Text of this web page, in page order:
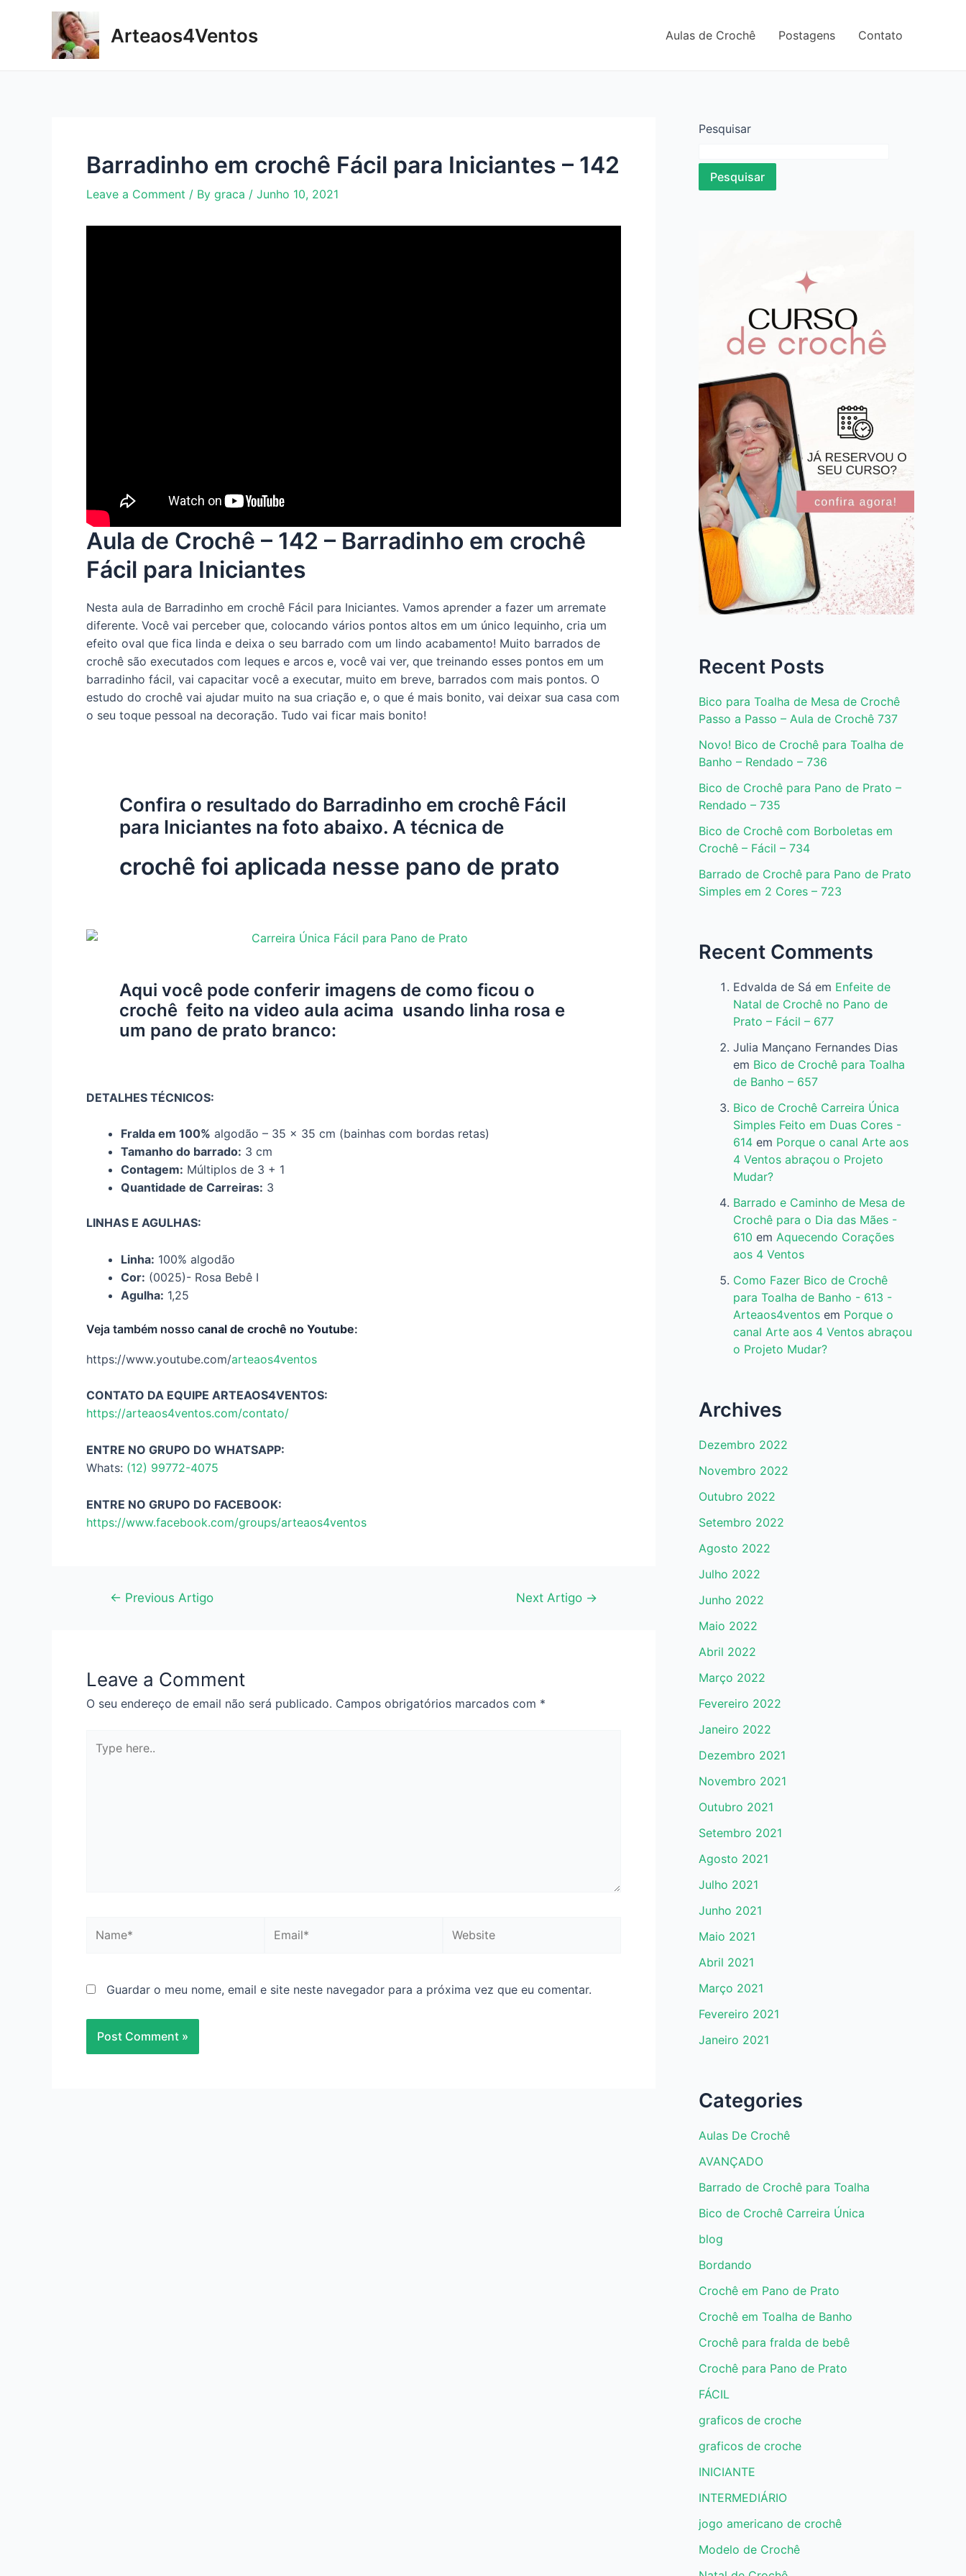
Arteaos4Ventos Aulas de Crochê Postagens Contato
Barradinho em crochê Fácil para Iniciantes – 142
Leave a Comment / By graca / Junho 10, 2021
Aula de Crochê – 142 – Barradinho em crochê
Fácil para Iniciantes
Nesta aula de Barradinho em crochê Fácil para Iniciantes. Vamos aprender a fazer um arremate
diferente. Você vai perceber que, colocando vários pontos altos em um único lequinho, cria um
efeito oval que fica linda e deixa o seu barrado com um lindo acabamento! Muito barrados de
crochê são executados com leques e arcos e, você vai ver, que treinando esses pontos em um
barradinho fácil, vai capacitar você a executar, muito em breve, barrados com mais pontos. O
estudo do crochê vai ajudar muito na sua criação e, o que é mais bonito, vai deixar sua casa com
o seu toque pessoal na decoração. Tudo vai ficar mais bonito!
Confira o resultado do Barradinho em crochê Fácil
para Iniciantes na foto abaixo. A técnica de
crochê foi aplicada nesse pano de prato
Aqui você pode conferir imagens de como ficou o
crochê feito na video aula acima usando linha rosa e
um pano de prato branco:
DETALHES TÉCNICOS:
Fralda em 100% algodão – 35 x 35 cm (bainhas com bordas retas)
Tamanho do barrado: 3 cm
Contagem: Múltiplos de 3 + 1
Quantidade de Carreiras: 3
LINHAS E AGULHAS:
Linha: 100% algodão
Cor: (0025)- Rosa Bebê I
Agulha: 1,25
Veja também nosso canal de crochê no Youtube:
https://www.youtube.com/arteaos4ventos
CONTATO DA EQUIPE ARTEAOS4VENTOS:
https://arteaos4ventos.com/contato/
ENTRE NO GRUPO DO WHATSAPP:
Whats: (12) 99772-4075
ENTRE NO GRUPO DO FACEBOOK:
https://www.facebook.com/groups/arteaos4ventos
Navegação
← Previous Artigo Next Artigo →
Leave a Comment
O seu endereço de email não será publicado. Campos obrigatórios marcados com *
here..
Guardar o meu nome, email e site neste navegador para a próxima vez que eu comentar.
Pesquisar
Pesquisar
Recent Posts
Bico para Toalha de Mesa de Crochê
Passo a Passo – Aula de Crochê 737
Novo! Bico de Crochê para Toalha de
Banho – Rendado – 736
Bico de Crochê para Pano de Prato –
Rendado – 735
Bico de Crochê com Borboletas em
Crochê – Fácil – 734
Barrado de Crochê para Pano de Prato
Simples em 2 Cores – 723
Recent Comments
Edvalda de Sá em Enfeite de
Natal de Crochê no Pano de
Prato – Fácil – 677
Julia Mançano Fernandes Dias
em Bico de Crochê para Toalha
de Banho – 657
Bico de Crochê Carreira Única
Simples Feito em Duas Cores -
614 em Porque o canal Arte aos
4 Ventos abraçou o Projeto
Mudar?
Barrado e Caminho de Mesa de
Crochê para o Dia das Mães -
610 em Aquecendo Corações
aos 4 Ventos
Como Fazer Bico de Crochê
para Toalha de Banho - 613 -
Arteaos4ventos em Porque o
canal Arte aos 4 Ventos abraçou
o Projeto Mudar?
Archives
Dezembro 2022
Novembro 2022
Outubro 2022
Setembro 2022
Agosto 2022
Julho 2022
Junho 2022
Maio 2022
Abril 2022
Março 2022
Fevereiro 2022
Janeiro 2022
Dezembro 2021
Novembro 2021
Outubro 2021
Setembro 2021
Agosto 2021
Julho 2021
Junho 2021
Maio 2021
Abril 2021
Março 2021
Fevereiro 2021
Janeiro 2021
Categories
Aulas De Crochê
AVANÇADO
Barrado de Crochê para Toalha
Bico de Crochê Carreira Única
blog
Bordando
Crochê em Pano de Prato
Crochê em Toalha de Banho
Crochê para fralda de bebê
Crochê para Pano de Prato
FÁCIL
graficos de croche
graficos de croche
INICIANTE
INTERMEDIÁRIO
jogo americano de crochê
Modelo de Crochê